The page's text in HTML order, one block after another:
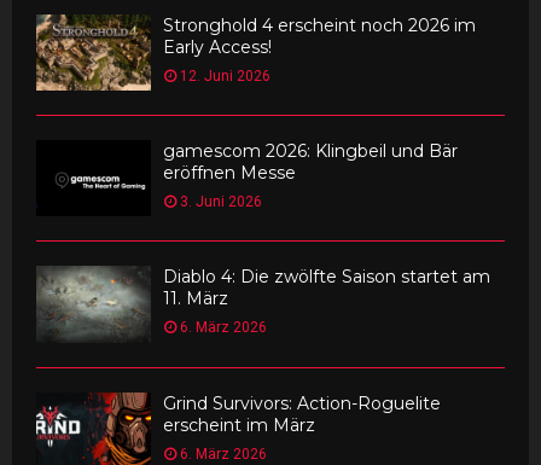
Stronghold 4 erscheint noch 2026 im
Early Access!
12. Juni 2026
gamescom 2026: Klingbeil und Bär
eröffnen Messe
3. Juni 2026
Diablo 4: Die zwölfte Saison startet am
11. März
6. März 2026
Grind Survivors: Action-Roguelite
erscheint im März
6. März 2026